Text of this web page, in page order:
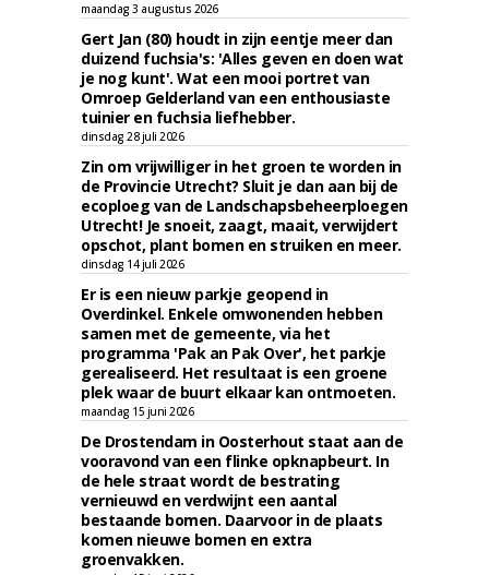
maandag 3 augustus 2026
Gert Jan (80) houdt in zijn eentje meer dan
duizend fuchsia's: 'Alles geven en doen wat
je nog kunt'. Wat een mooi portret van
Omroep Gelderland van een enthousiaste
tuinier en fuchsia liefhebber.
dinsdag 28 juli 2026
Zin om vrijwilliger in het groen te worden in
de Provincie Utrecht? Sluit je dan aan bij de
ecoploeg van de Landschapsbeheerploegen
Utrecht! Je snoeit, zaagt, maait, verwijdert
opschot, plant bomen en struiken en meer.
dinsdag 14 juli 2026
Er is een nieuw parkje geopend in
Overdinkel. Enkele omwonenden hebben
samen met de gemeente, via het
programma 'Pak an Pak Over', het parkje
gerealiseerd. Het resultaat is een groene
plek waar de buurt elkaar kan ontmoeten.
maandag 15 juni 2026
De Drostendam in Oosterhout staat aan de
vooravond van een flinke opknapbeurt. In
de hele straat wordt de bestrating
vernieuwd en verdwijnt een aantal
bestaande bomen. Daarvoor in de plaats
komen nieuwe bomen en extra
groenvakken.